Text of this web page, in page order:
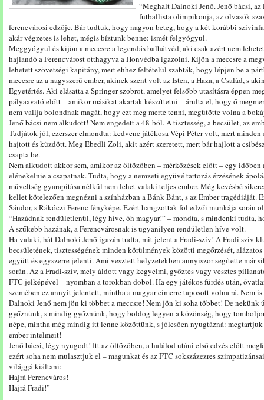
“Meghalt Dalnoki Jenő. Jenő bácsi,
futballista olimpikonja, az olvasók
ferencvárosi edzője. Bár tudtuk, hogy nagyon beteg, hogy a két korábbi
akár végzetes is lehet, mégis bíztunk benne: ismét felgyógyul.
Meggyógyul és kijön a meccsre a legendás balhátvéd, aki csak azért nem
hajlandó a Ferencvárost otthagyva a Honvédba igazolni. Kijön a meccsre a
lehetett szövetségi kapitány, mert ehhez feltételül szabták, hogy lépjen be a
meccsre az a nagyszerű ember, akinek szent volt az Isten, a Haza, a Család, s
Egyetértés. Aki elásatta a Springer-szobrot, amelyet felsőbb utasításra éppen
pályaavató előtt – amikor másikat akartak készíttetni – árulta el, hogy ő
nem vallja bolondnak magát, hogy ezt meg merte tenni, megütötte volna a
Jenő bácsi nem alkudott! Nem engedett a 48-ból. A tisztesség, a becsület, az
Tudjátok jól, ezerszer elmondta: kedvenc játékosa Vépi Péter volt, mert minden
hajtott és küzdött. Meg Ebedli Zoli, akit azért szeretett, mert bár hajlott a
csapta be.
Nem alkudott akkor sem, amikor az öltözőben – mérkőzések előtt – egy
elénekelnie a csapatnak. Tudta, hogy a nemzeti együvé tartozás érzésének
műveltség gyarapítása nélkül nem lehet valaki teljes ember. Még kevésbé
kellet kötelezően megnézni a színházban a Bánk Bánt, s az Ember tragédiáját.
Sándor, s Rákóczi Ferenc fényképe. Ezért hangzottak föl edzői munkája során
“Hazádnak rendületlenül, légy híve, óh magyar!” – mondta, s mindenki tudta,
A szűkebb hazának, a Ferencvárosnak is ugyanilyen rendületlen híve volt.
Ha valaki, hát Dalnoki Jenő igazán tudta, mit jelent a Fradi-szív! A Fradi szív
becsületének, tisztességének minden körülmények közötti megőrzését,
együtt és egyszerre jelenti. Ami vesztett helyzetekben annyiszor segítette már
során. Az a Fradi-szív, mely áldott vagy kegyelmi, győztes vagy vesztes
FTC jelképével – nyomban a torokban dobol. Ha egy játékos fürdés után,
szemében ez annyit jelentett, mintha a magyar címerre taposott volna rá. Nem is
Dalnoki Jenő nem jön ki többet a meccsre! Nem jön ki soha többet! De
győznünk, s mindig győznünk, hogy boldog legyen a közönség, hogy
népe, mintha még mindig itt lenne közöttünk, s jólesően nyugtázná:
ember intelmeit!
Jenő bácsi, légy nyugodt! Itt az öltözőben, a halálod utáni első edzés előtt
ezért soha nem mulasztjuk el – magunkat és az FTC sokszázezres
világgá kiáltani:
Hajrá Ferencváros!
Hajrá Fradi!”